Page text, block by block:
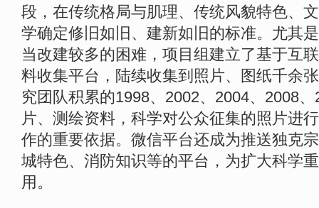
段，在传统格局与肌理、传统风貌特色、
学确定修旧如旧、建新如旧的标准。尤其
当改建较多的困难，项目组建立了基于互
料收集平台，陆续收集到照片、图纸千余
究团队积累的1998、2002、2004、2008
片、测绘资料，科学对公众征集的照片进
作的重要依据。微信平台还成为推送独克
城特色、消防知识等的平台，为扩大科学
用。